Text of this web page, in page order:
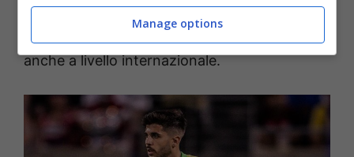
convocazione rappresentauna importante
per dimostrare le sue qualità
anche a livello internazionale.
Manage options